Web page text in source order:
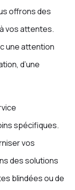
offrons des
vos attentes.
une attention
d’une
spécifiques.
vos
des solutions
blindées ou de